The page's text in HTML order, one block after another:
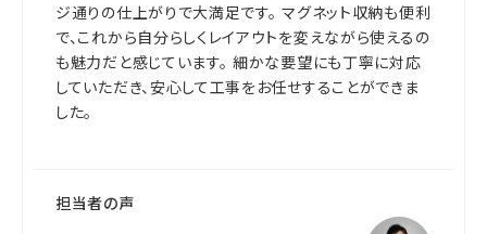
ジ通りの仕上がりで大満足です。 マグネット収納も便利
で、これから自分らしくレイアウトを変えながら使えるの
も魅力だと感じています。 細かな要望にも丁寧に対応
していただき、安心して工事をお任せすることができま
した。
担当者の声